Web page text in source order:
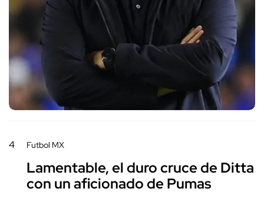
4 Futbol MX
Lamentable, el duro cruce de Ditta
con un aficionado de Pumas